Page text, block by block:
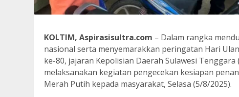
KOLTIM, Aspirasisultra.com – Dalam rangka
nasional serta menyemarakkan peringatan Hari
ke-80, jajaran Kepolisian Daerah Sulawesi
melaksanakan kegiatan pengecekan kesiapan
Merah Putih kepada masyarakat, Selasa (5/8/2025).